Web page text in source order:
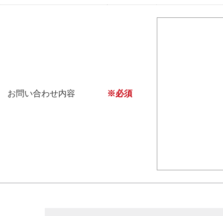
お問い合わせ内容 ※必須